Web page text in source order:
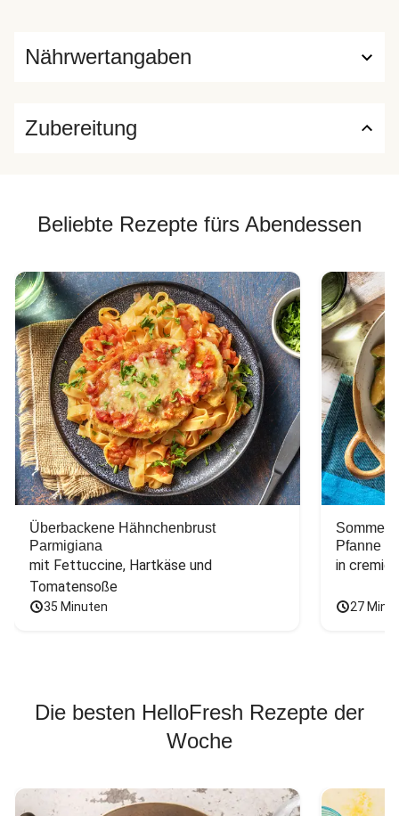
Nährwertangaben
Zubereitung
Beliebte Rezepte fürs Abendessen
Überbackene Hähnchenbrust
Parmigiana
mit Fettuccine, Hartkäse und
Tomatensoße
35 Minuten
Pfanne
in
27
Die besten HelloFresh Rezepte der
Woche